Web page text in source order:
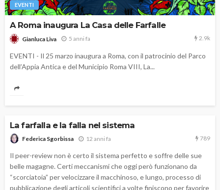
EVENTI
A Roma inaugura La Casa delle Farfalle
Gianluca Liva 5 anni fa 2.9k
EVENTI - Il 25 marzo inaugura a Roma, con il patrocinio del Parco
dell’Appia Antica e del Municipio Roma VIII, La...
La farfalla e la falla nel sistema
Federica Sgorbissa 12 anni fa 789
Il peer-review non è certo il sistema perfetto e soffre delle sue
belle magagne. Certi meccanismi che oggi però funzionano da
“scorciatoia” per velocizzare il macchinoso, e lungo, processo di
pubblicazione degli articoli scientifici a volte finiscono per favorire